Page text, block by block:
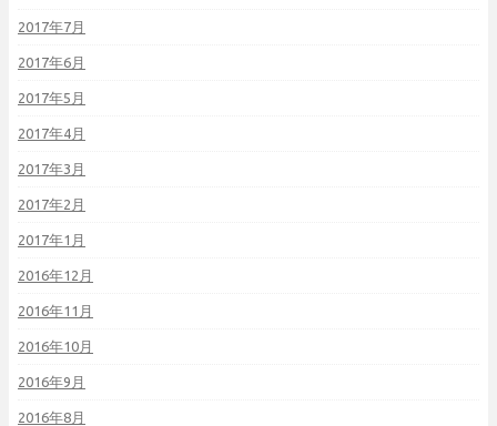
2017年7月
2017年6月
2017年5月
2017年4月
2017年3月
2017年2月
2017年1月
2016年12月
2016年11月
2016年10月
2016年9月
2016年8月